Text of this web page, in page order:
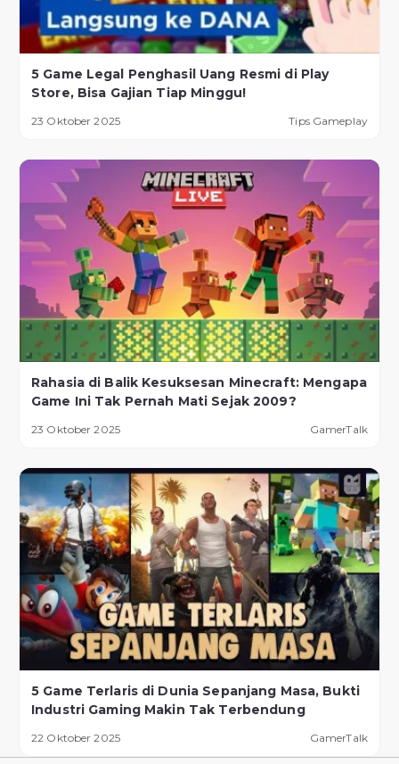
5 Game Legal Penghasil Uang Resmi di Play
Store, Bisa Gajian Tiap Minggu!
23 Oktober 2025 Tips Gameplay
Rahasia di Balik Kesuksesan Minecraft: Mengapa
Game Ini Tak Pernah Mati Sejak 2009?
23 Oktober 2025 GamerTalk
5 Game Terlaris di Dunia Sepanjang Masa, Bukti
Industri Gaming Makin Tak Terbendung
22 Oktober 2025 GamerTalk